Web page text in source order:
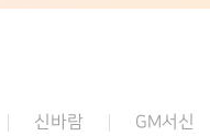
신바람 GM서신